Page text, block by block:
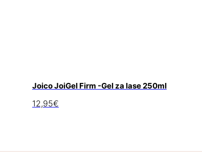
Joico JoiGel Firm -Gel za lase 250ml
12,95€